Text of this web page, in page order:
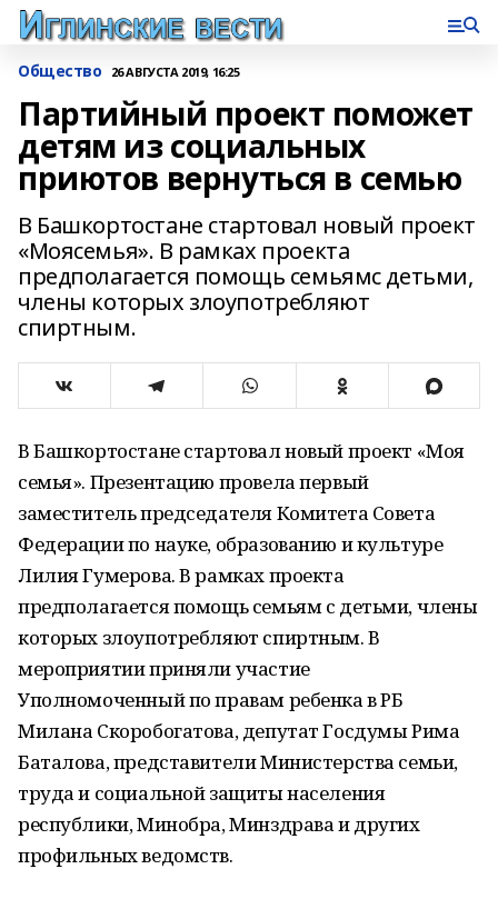
Общество 26 АВГУСТА 2019, 16:25
Партийный проект поможет
детям из социальных
приютов вернуться в семью
В Башкортостане стартовал новый проект
«Моясемья». В рамках проекта
предполагается помощь семьямс детьми,
члены которых злоупотребляют
спиртным.
В Башкортостане стартовал новый проект «Моя
семья». Презентацию провела первый
заместитель председателя Комитета Совета
Федерации по науке, образованию и культуре
Лилия Гумерова. В рамках проекта
предполагается помощь семьям с детьми, члены
которых злоупотребляют спиртным. В
мероприятии приняли участие
Уполномоченный по правам ребенка в РБ
Милана Скоробогатова, депутат Госдумы Рима
Баталова, представители Министерства семьи,
труда и социальной защиты населения
республики, Минобра, Минздрава и других
профильных ведомств.